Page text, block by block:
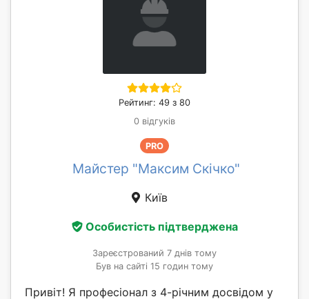
Рейтинг: 49 з 80
0 відгуків
PRO
Майстер "Максим Скічко"
Київ
Особистість підтверджена
Зареєстрований 7 днів тому
Був на сайті 15 годин тому
Привіт! Я професіонал з 4-річним досвідом у